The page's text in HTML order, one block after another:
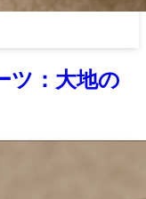
ツ：大地の